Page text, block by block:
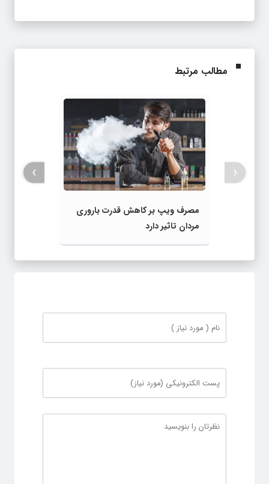
مطالب مرتبط
مصرف ویپ بر کاهش قدرت باروری
مردان تاثیر دارد
‹
›